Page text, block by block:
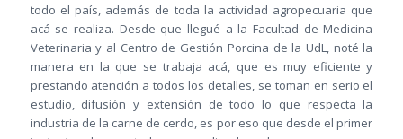
todo el país, además de toda la actividad agropecuaria que
acá se realiza. Desde que llegué a la Facultad de Medicina
Veterinaria y al Centro de Gestión Porcina de la UdL, noté la
manera en la que se trabaja acá, que es muy eficiente y
prestando atención a todos los detalles, se toman en serio el
estudio, difusión y extensión de todo lo que respecta la
industria de la carne de cerdo, es por eso que desde el primer